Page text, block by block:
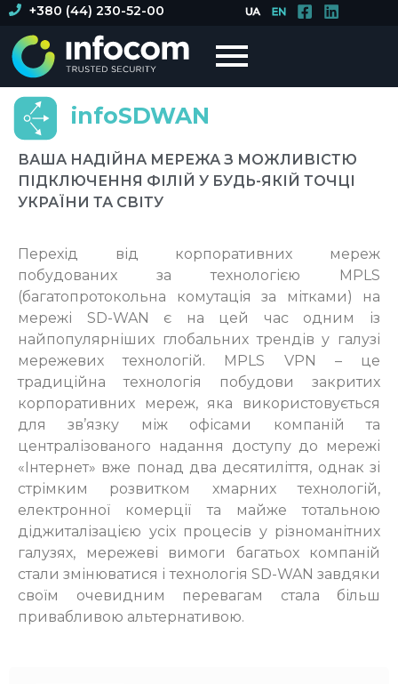
+380 (44) 230-52-00
infoSDWAN
ВАША НАДІЙНА МЕРЕЖА З МОЖЛИВІСТЮ
ПІДКЛЮЧЕННЯ ФІЛІЙ У БУДЬ-ЯКІЙ ТОЧЦІ
УКРАЇНИ ТА СВІТУ
Перехід від корпоративних мереж
побудованих за технологією MPLS
(багатопротокольна комутація за мітками) на
мережі SD-WAN є на цей час одним із
найпопулярніших глобальних трендів у галузі
мережевих технологій. MPLS VPN – це
традиційна технологія побудови закритих
корпоративних мереж, яка використовується
для зв’язку між офісами компаній та
централізованого надання доступу до мережі
«Інтернет» вже понад два десятиліття, однак зі
стрімким розвитком хмарних технологій,
електронної комерції та майже тотальною
діджиталізацією усіх процесів у різноманітних
галузях, мережеві вимоги багатьох компаній
стали змінюватися і технологія SD-WAN завдяки
своїм очевидним перевагам стала більш
привабливою альтернативою.